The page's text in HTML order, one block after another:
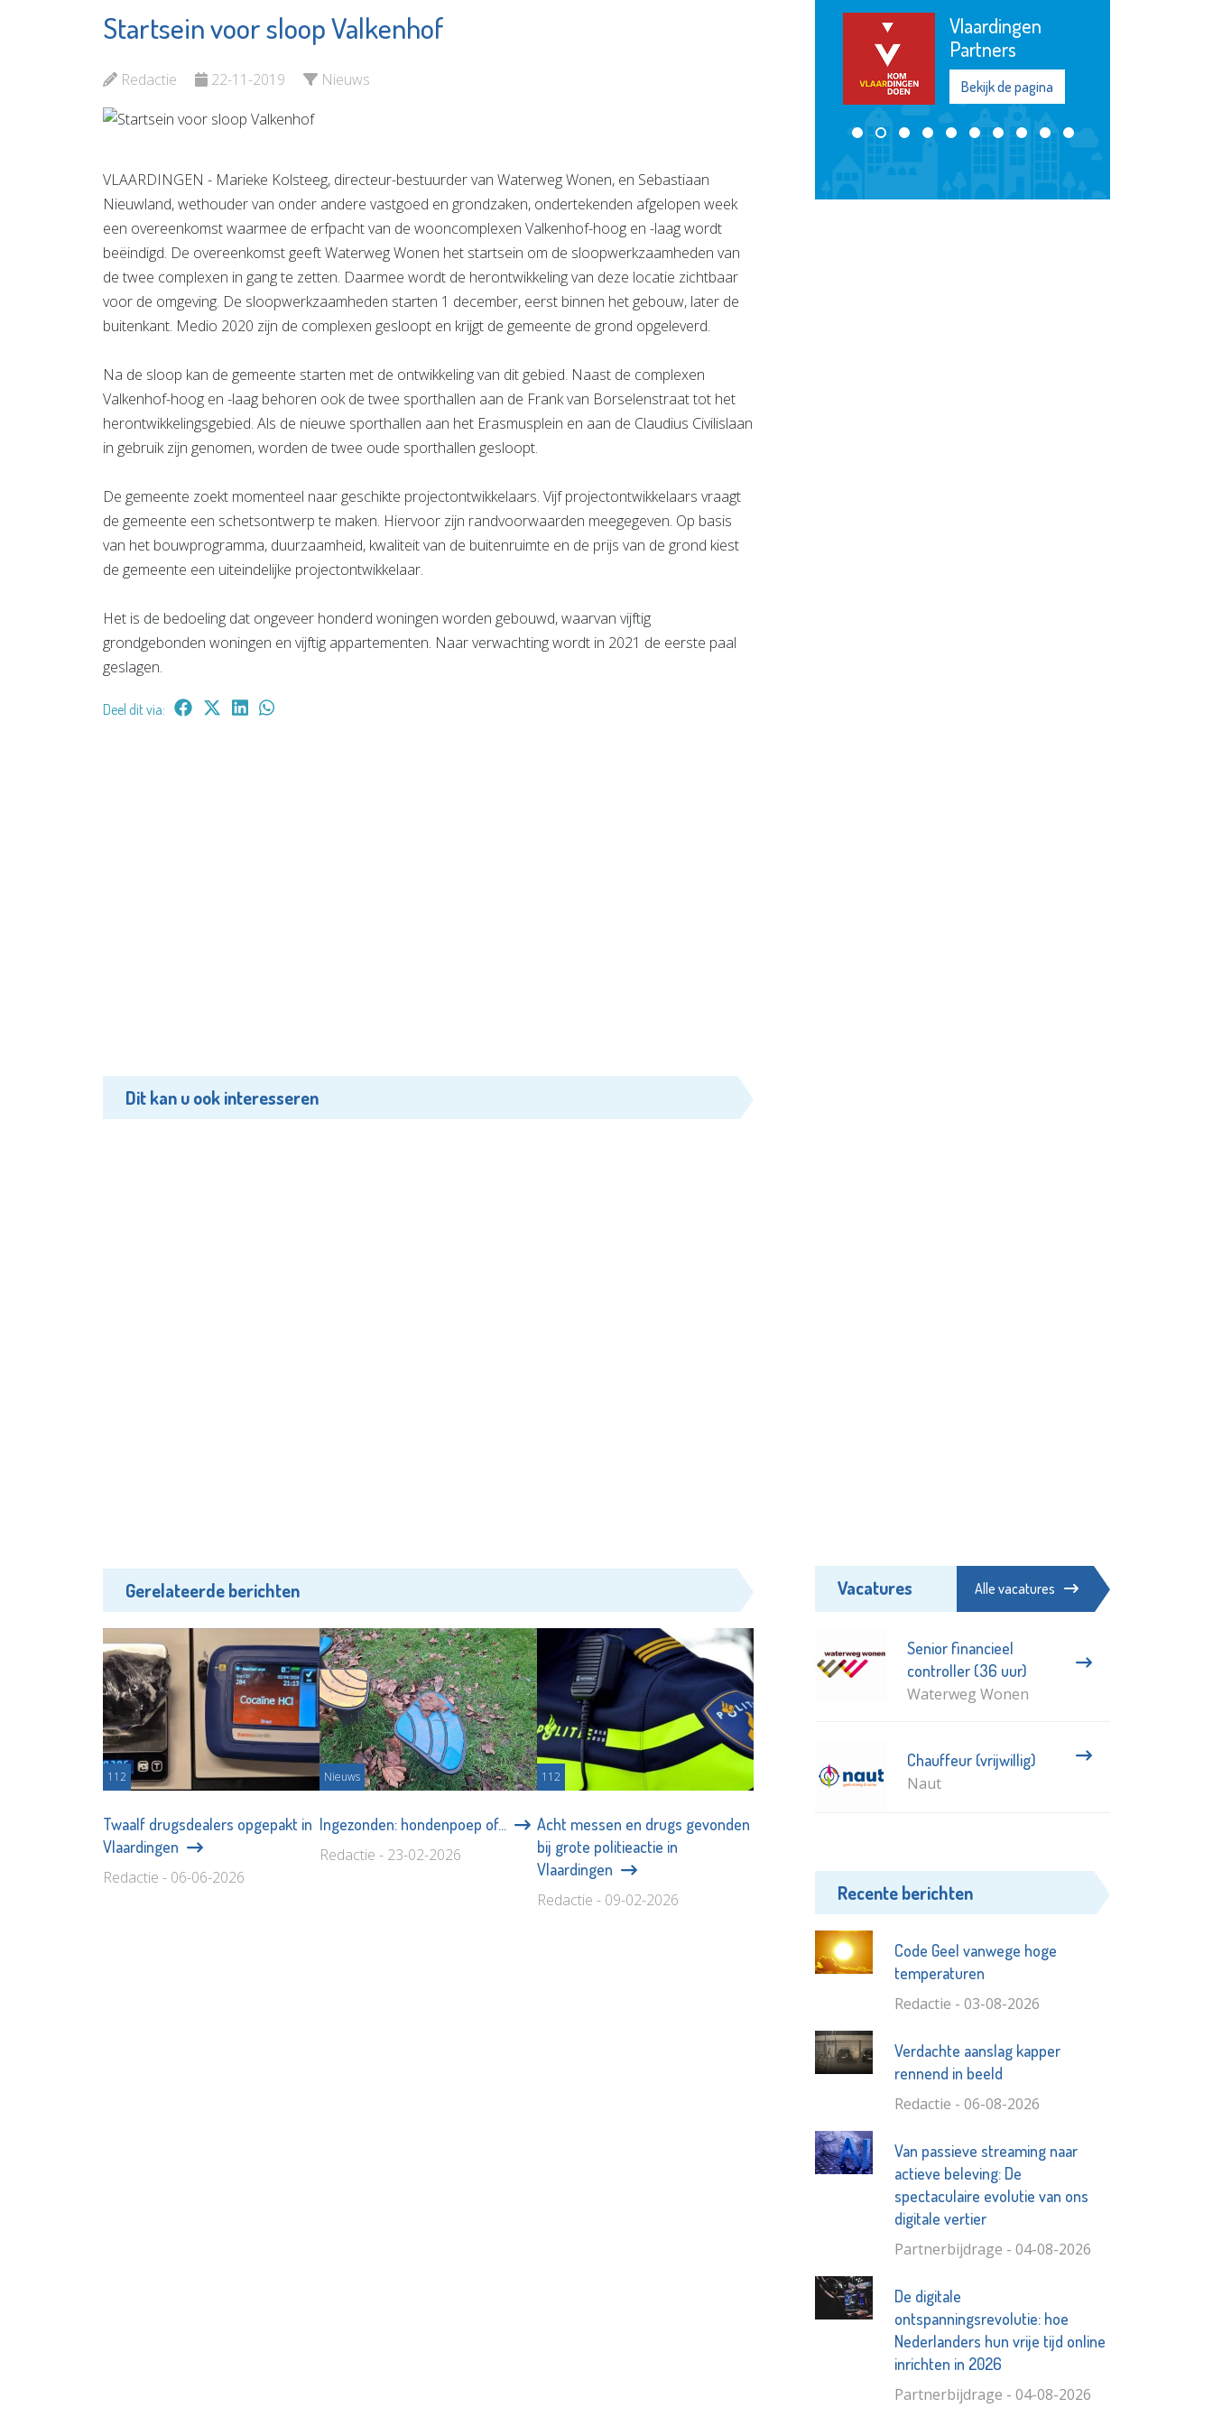
Startsein voor sloop Valkenhof
Redactie 22-11-2019 Nieuws
VLAARDINGEN - Marieke Kolsteeg, directeur-bestuurder van Waterweg Wonen, en Sebastiaan
Nieuwland, wethouder van onder andere vastgoed en grondzaken, ondertekenden afgelopen week
een overeenkomst waarmee de erfpacht van de wooncomplexen Valkenhof-hoog en -laag wordt
beëindigd. De overeenkomst geeft Waterweg Wonen het startsein om de sloopwerkzaamheden van
de twee complexen in gang te zetten. Daarmee wordt de herontwikkeling van deze locatie zichtbaar
voor de omgeving. De sloopwerkzaamheden starten 1 december, eerst binnen het gebouw, later de
buitenkant. Medio 2020 zijn de complexen gesloopt en krijgt de gemeente de grond opgeleverd.
Na de sloop kan de gemeente starten met de ontwikkeling van dit gebied. Naast de complexen
Valkenhof-hoog en -laag behoren ook de twee sporthallen aan de Frank van Borselenstraat tot het
herontwikkelingsgebied. Als de nieuwe sporthallen aan het Erasmusplein en aan de Claudius Civilislaan
in gebruik zijn genomen, worden de twee oude sporthallen gesloopt.
De gemeente zoekt momenteel naar geschikte projectontwikkelaars. Vijf projectontwikkelaars vraagt
de gemeente een schetsontwerp te maken. Hiervoor zijn randvoorwaarden meegegeven. Op basis
van het bouwprogramma, duurzaamheid, kwaliteit van de buitenruimte en de prijs van de grond kiest
de gemeente een uiteindelijke projectontwikkelaar.
Het is de bedoeling dat ongeveer honderd woningen worden gebouwd, waarvan vijftig
grondgebonden woningen en vijftig appartementen. Naar verwachting wordt in 2021 de eerste paal
geslagen.
Deel dit via:
Dit kan u ook interesseren
Gerelateerde berichten
112
Twaalf drugsdealers opgepakt in
Vlaardingen
Redactie - 06-06-2026
Nieuws
Ingezonden: hondenpoep of...
Redactie - 23-02-2026
112
Acht messen en drugs gevonden
bij grote politieactie in
Vlaardingen
Redactie - 09-02-2026
De Witte
Bekijk de pagina
Partycentrum
Bekijk de pagina
Bekijk de pagina
Vlaardingen
Partners
Bekijk de pagina
Vacatures Alle vacatures
Senior financieel
controller (36 uur)
Waterweg Wonen
Chauffeur (vrijwillig)
Naut
Recente berichten
Code Geel vanwege hoge
temperaturen
Redactie - 03-08-2026
Verdachte aanslag kapper
rennend in beeld
Redactie - 06-08-2026
Van passieve streaming naar
actieve beleving: De
spectaculaire evolutie van ons
digitale vertier
Partnerbijdrage - 04-08-2026
De digitale
ontspanningsrevolutie: hoe
Nederlanders hun vrije tijd online
inrichten in 2026
Partnerbijdrage - 04-08-2026